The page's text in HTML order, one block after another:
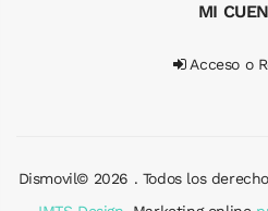
MI
Acceso o
Dismovil© 2026 . Todos los